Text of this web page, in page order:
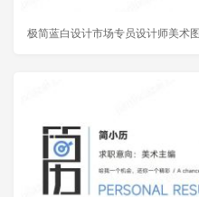
极简蓝白设计市场专员设计师美术